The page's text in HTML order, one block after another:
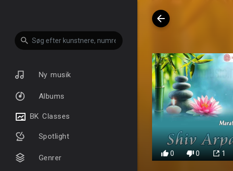
Ny musik
Albums
BK Classes
Spotlight
Genrer
0 0 1